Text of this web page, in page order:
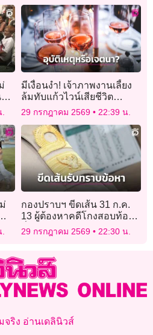
มีเงื่อนงำ! เจ้าภาพงานเลี้ยง
ล้มทับแก้วไวน์เสียชีวิต
ตำรวจสงสัยอาจไม่ใช่
อุบัติเหตุ
29 กรกฎาคม 2569 22:39 น.
กองปราบฯ ขีดเส้น 31 ก.ค.
13 ผู้ต้องหาคดีโกงสอบท้อง
ถิ่นรับทราบข้อหา ‘ธีรุตม์’ ขอ
เลื่อนพบตำรวจ
29 กรกฎาคม 2569 22:30 น.
จริง อ่านเดลินิวส์